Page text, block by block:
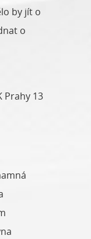
by jít o
o
Prahy 13